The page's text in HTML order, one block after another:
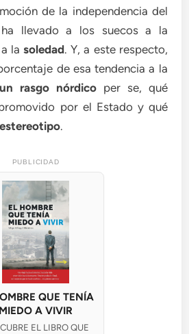
de la independencia del
llevado a los suecos a la
la soledad. Y, a este respecto,
de esa tendencia a la
un rasgo nórdicoper se, qué
por el Estado y qué
estereotipo.
PUBLICIDAD
QUE TENÍA
MIEDO A VIVIR
EL LIBRO QUE